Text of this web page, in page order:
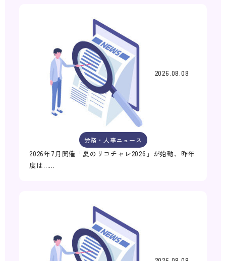
2026.08.08
労務・人事ニュース
2026年7月開催「夏のリコチャレ2026」が始動、昨年
度は……